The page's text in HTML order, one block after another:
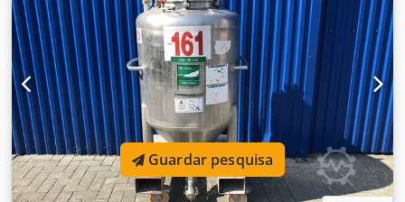
placa de identificação: ATM Dimensões do recipiente:
Diâmetro externo: 1280mm Altura dos pés: 770mm
Distância do ralo ao chão: 520 mm Altura total: 2880mm
Largura total: 1460mm Materiais: Interior: 1.4301 / AISI304
Partes externas: 1.4301 / AISI304 Instalações: Placa de
identificação: sim Saída: DN 40mm Várias conexões
agitador
Guardar pesquisa